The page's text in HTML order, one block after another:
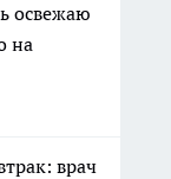
освежаю
на
врач